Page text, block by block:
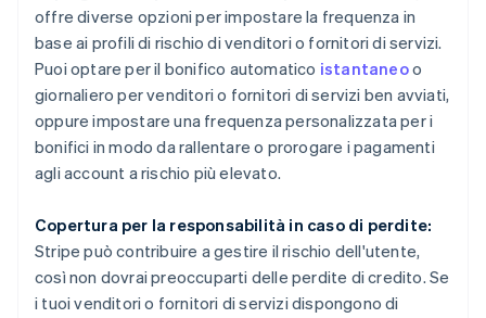
offre diverse opzioni per impostare la frequenza in
base ai profili di rischio di venditori o fornitori di servizi.
Puoi optare per il bonifico automatico istantaneoo
giornaliero per venditori o fornitori di servizi ben avviati,
oppure impostare una frequenza personalizzata per i
bonifici in modo da rallentare o prorogare i pagamenti
agli account a rischio più elevato.
Copertura per la responsabilità in caso di perdite:
Stripe può contribuire a gestire il rischio dell'utente,
così non dovrai preoccuparti delle perdite di credito. Se
i tuoi venditori o fornitori di servizi dispongono di
English
EnglishItaliano
Danimarca
English
Emirati Arabi Uniti
English
English
EnglishSvenska
Francia
FrançaisEnglish
Germania